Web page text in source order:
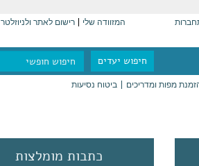
המזוודה שלי רישום לאתר ולניוזלטר
חיפוש יעדים
מפות ומדריכים ביטוח נסיעות
כתבות מומלצות